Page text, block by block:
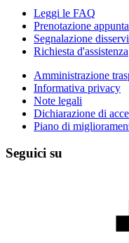
Leggi le FAQ
Prenotazione
Segnalazione
Richiesta d'assistenza
Amministrazione
Informativa privacy
Note legali
Dichiarazione di
Piano di
Seguici su